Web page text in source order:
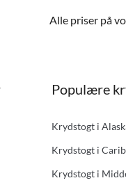
Alle priser på
Populære
Krydstogt i
Krydstogt i
Krydstogt i